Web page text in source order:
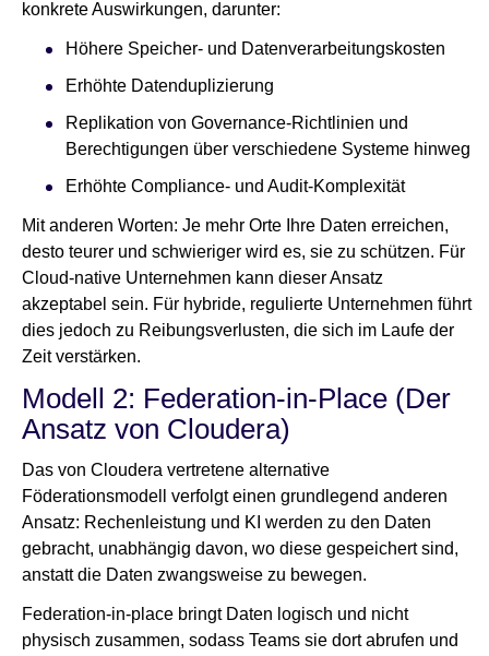
konkrete Auswirkungen, darunter:
Höhere Speicher- und Datenverarbeitungskosten
Erhöhte Datenduplizierung
Replikation von Governance-Richtlinien und
Berechtigungen über verschiedene Systeme hinweg
Erhöhte Compliance- und Audit-Komplexität
Mit anderen Worten: Je mehr Orte Ihre Daten erreichen,
desto teurer und schwieriger wird es, sie zu schützen. Für
Cloud-native Unternehmen kann dieser Ansatz
akzeptabel sein. Für hybride, regulierte Unternehmen führt
dies jedoch zu Reibungsverlusten, die sich im Laufe der
Zeit verstärken.
Modell 2: Federation-in-Place (Der
Ansatz von Cloudera)
Das von Cloudera vertretene alternative
Föderationsmodell verfolgt einen grundlegend anderen
Ansatz: Rechenleistung und KI werden zu den Daten
gebracht, unabhängig davon, wo diese gespeichert sind,
anstatt die Daten zwangsweise zu bewegen.
Federation-in-place bringt Daten logisch und nicht
physisch zusammen, sodass Teams sie dort abrufen und